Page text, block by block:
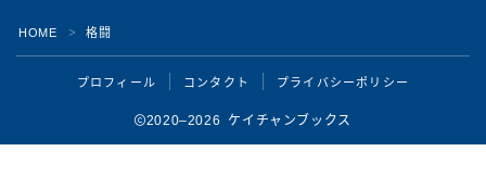
HOME ＞ 格闘
プロフィール コンタクト プライバシーポリシー
2020–2026 ケイチャンブックス